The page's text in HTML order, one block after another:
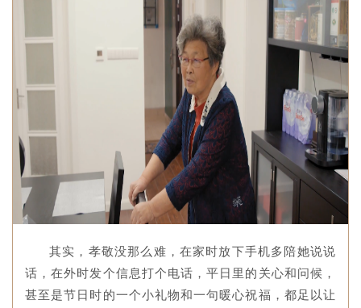
其实，孝敬没那么难，在家时放下手机多陪她说说
话，在外时发个信息打个电话，平日里的关心和问候，
甚至是节日时的一个小礼物和一句暖心祝福，都足以让